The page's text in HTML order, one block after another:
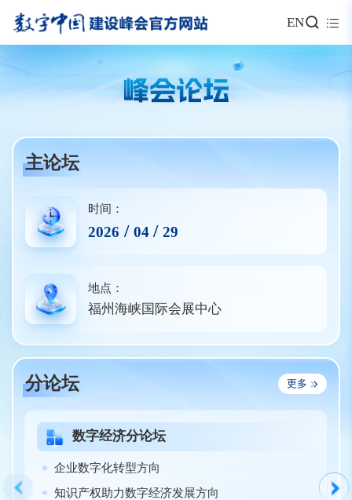
EN
峰会论坛
主论坛
时间：
2026 / 04 / 29
地点：
福州海峡国际会展中心
分论坛 更多
数字经济分论坛
企业数字化转型方向
知识产权助力数字经济发展方向